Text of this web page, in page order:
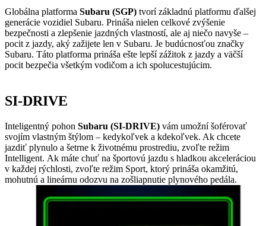
Globálna platforma Subaru (SGP) tvorí základnú platformu ďalšej
generácie vozidiel Subaru. Prináša nielen celkové zvýšenie
bezpečnosti a zlepšenie jazdných vlastností, ale aj niečo navyše –
pocit z jazdy, aký zažijete len v Subaru. Je budúcnosťou značky
Subaru. Táto platforma prináša ešte lepší zážitok z jazdy a väčší
pocit bezpečia všetkým vodičom a ich spolucestujúcim.
SI-DRIVE
Inteligentný pohon Subaru (SI-DRIVE) vám umožní šoférovať
svojím vlastným štýlom – kedykoľvek a kdekoľvek. Ak chcete
jazdiť plynulo a šetrne k životnému prostrediu, zvoľte režim
Intelligent. Ak máte chuť na športovú jazdu s hladkou akceleráciou
v každej rýchlosti, zvoľte režim Sport, ktorý prináša okamžitú,
mohutnú a lineárnu odozvu na zošliapnutie plynového pedála.